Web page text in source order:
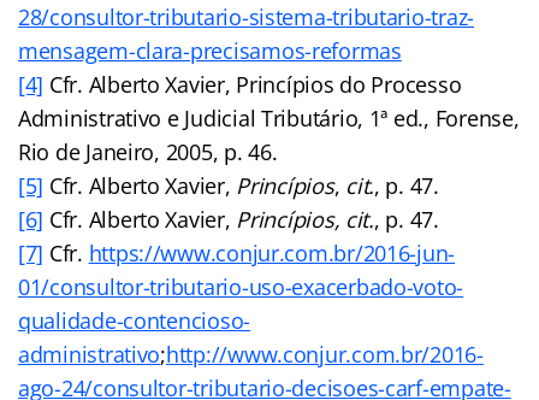
28/consultor-tributario-sistema-tributario-traz-
mensagem-clara-precisamos-reformas
[4] Cfr. Alberto Xavier, Princípios do Processo
Administrativo e Judicial Tributário, 1ª ed., Forense,
Rio de Janeiro, 2005, p. 46.
[5] Cfr. Alberto Xavier, Princípios, cit., p. 47.
[6] Cfr. Alberto Xavier, Princípios, cit., p. 47.
[7] Cfr. https://www.conjur.com.br/2016-jun-
01/consultor-tributario-uso-exacerbado-voto-
qualidade-contencioso-
administrativo;http://www.conjur.com.br/2016-
ago-24/consultor-tributario-decisoes-carf-empate-